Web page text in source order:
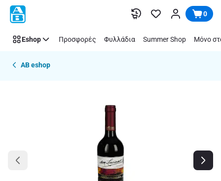
Παράλειψη 0
Eshop Προσφορές Φυλλάδια Summer Shop Μόνο
AB eshop